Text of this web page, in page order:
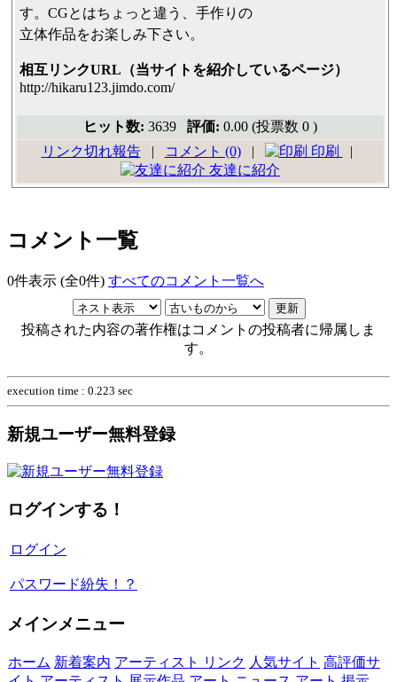
す。CGとはちょっと違う、手作りの
立体作品をお楽しみ下さい。
相互リンクURL（当サイトを紹介しているページ）
http://hikaru123.jimdo.com/
ヒット数: 3639 評価: 0.00 (投票数 0 )
リンク切れ報告| コメント (0)| 印刷
|
友達に紹介
コメント一覧
0件表示 (全0件) すべてのコメント一覧へ
投稿された内容の著作権はコメントの投稿者に帰属しま
す。
execution time : 0.223 sec
新規ユーザー無料登録
ログインする！
ログイン
パスワード紛失！？
メインメニュー
ホーム 新着案内 アーティスト リンク 人気サイト 高評価サ